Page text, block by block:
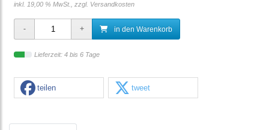
inkl. 19,00 % MwSt., zzgl. Versandkosten
in den Warenkorb
Lieferzeit: 4 bis 6 Tage
teilen tweet